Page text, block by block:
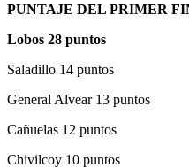
PUNTAJE DEL PRIMER
Lobos 28 puntos
Saladillo 14 puntos
General Alvear 13 puntos
Cañuelas 12 puntos
Chivilcoy 10 puntos